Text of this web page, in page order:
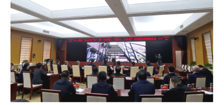
彩票 娱乐 时尚 悦读
公益 一带一路 亚太网 上市公司
文化产业
地方频道